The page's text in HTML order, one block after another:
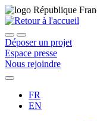
Déposer un projet
Espace presse
Nous rejoindre
FR
EN